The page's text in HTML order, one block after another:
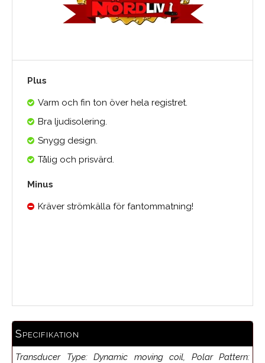
Plus
Varm och fin ton över hela registret.
Bra ljudisolering.
Snygg design.
Tålig och prisvärd.
Minus
Kräver strömkälla för fantommatning!
Specifikation
Transducer Type: Dynamic moving coil, Polar Pattern: